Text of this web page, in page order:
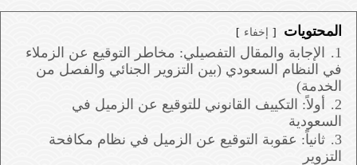
المحتويات إخفاء
1.
الإجابة والمقال التفصيلي: مخاطر التوقيع عن الزملاء
في النظام السعودي (بين التزوير الجنائي والفصل من
الخدمة)
2.
أولاً: التكييف القانوني للتوقيع عن الزميل في
السعودية
3. ثانياً: عقوبة التوقيع عن الزميل في نظام مكافحة
التزوير